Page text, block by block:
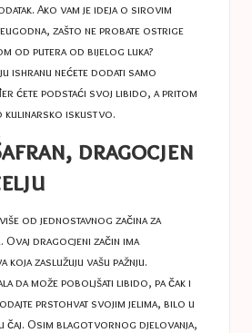
Ako vam je ideja o sirovim
zašto ne probate ostrige
od putera od bijelog luka?
ishranu nećete dodati samo
ćete podstaći svoj libido, a pritom
kulinarsko iskustvo.
dragocjen
od jednostavnog začina za
Ovaj dragocjeni začin ima
zaslužuju vašu pažnju.
da može poboljšati libido, pa čak i
prstohvat svojim jelima, bilo u
čaj. Osim blagotvornog djelovanja,